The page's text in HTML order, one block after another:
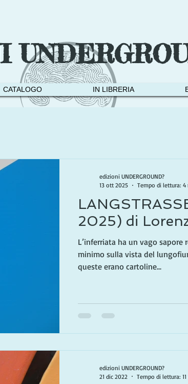
CATALOGO IN LIBRERIA
2025) di
L’inferriata ha un vago
minimo sulla vista del
queste erano cartoline...
edizioni UNDERGROUND?
13 ott 2025
Tempo di lettura: 4
edizioni UNDERGROUND?
21 dic 2022
Tempo di lettura: